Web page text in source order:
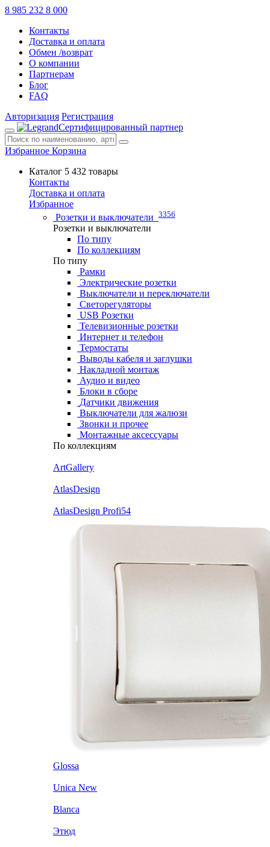
8 985 232 8 000
Контакты
Доставка и оплата
Обмен /возврат
О компании
Партнерам
Блог
FAQ
Авторизация Регистрация
Сертифицированный партнер
Избранное Корзина
Каталог 5 432 товары
Контакты
Доставка и оплата
Избранное
Розетки и выключатели 3356
Розетки и выключатели
По типу
По коллекциям
По типу
Рамки
Электрические розетки
Выключатели и переключатели
Светорегуляторы
USB Розетки
Телевизионные розетки
Интернет и телефон
Термостаты
Выводы кабеля и заглушки
Накладной монтаж
Аудио и видео
Блоки в сборе
Датчики движения
Выключатели для жалюзи
Звонки и прочее
Монтажные аксессуары
По коллекциям
ArtGallery
AtlasDesign
AtlasDesign Profi54
Glossa
Unica New
Blanca
Этюд